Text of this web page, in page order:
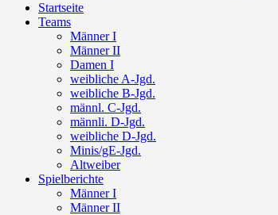
Startseite
Teams
Männer I
Männer II
Damen I
weibliche A-Jgd.
weibliche B-Jgd.
männl. C-Jgd.
männli. D-Jgd.
weibliche D-Jgd.
Minis/gE-Jgd.
Altweiber
Spielberichte
Männer I
Männer II